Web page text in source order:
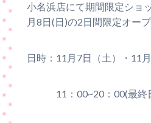
小名浜店にて期間限定ショ
月8日(日)の2日間限定オー
日時：11月7日（土）・11月
11：00~20：00(最終